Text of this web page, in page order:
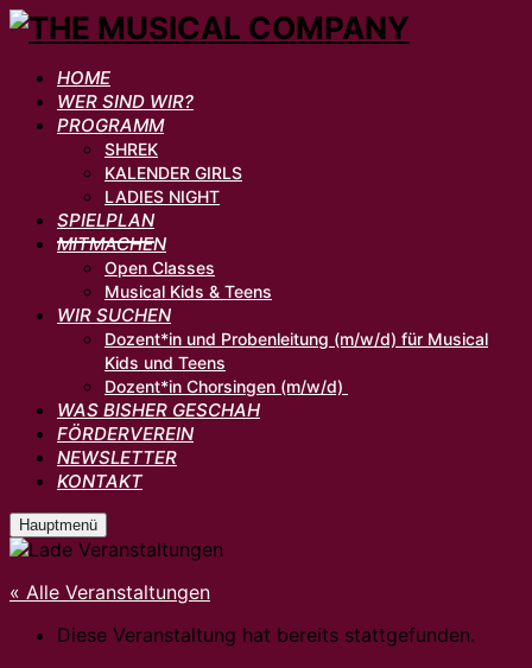
HOME
WER SIND WIR?
PROGRAMM
SHREK
KALENDER GIRLS
LADIES NIGHT
SPIELPLAN
MITMACHEN
Open Classes
Musical Kids & Teens
WIR SUCHEN
Dozent*in und Probenleitung (m/w/d) für Musical
Kids und Teens
Dozent*in Chorsingen (m/w/d)
WAS BISHER GESCHAH
FÖRDERVEREIN
NEWSLETTER
KONTAKT
Hauptmenü
« Alle Veranstaltungen
Diese Veranstaltung hat bereits stattgefunden.